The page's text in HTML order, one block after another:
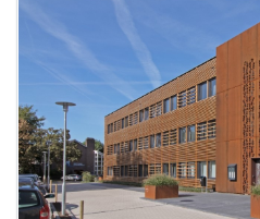
al verhuurd
binnen 15
reageren.
Stekkies helpt
je hierbij!